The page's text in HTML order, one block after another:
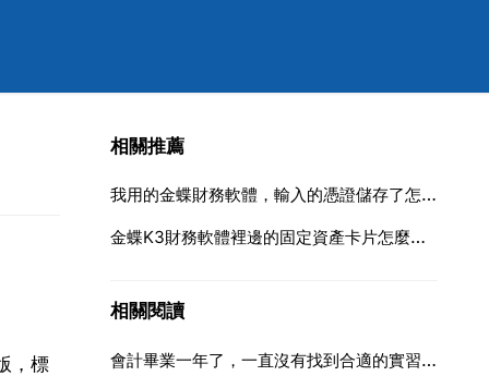
，標
相關推薦
我用的金蝶財務軟體，輸入的憑證儲存了怎麼就沒有呢？是怎麼回事
金蝶K3財務軟體裡邊的固定資產卡片怎麼刪除 不能修改又不能刪除，神馬情況
相關閱讀
會計畢業一年了，一直沒有找到合適的實習單位